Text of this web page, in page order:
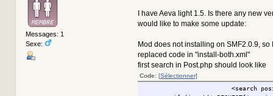
Messages: 1
Sexe:
I have Aeva light 1.5. Is there any new
would like to make some update:
Mod does not installing on SMF2.0.9, so
replaced code in "install-both.xml"
first search in Post.php should look like
Code: [Sélectionner]
<search